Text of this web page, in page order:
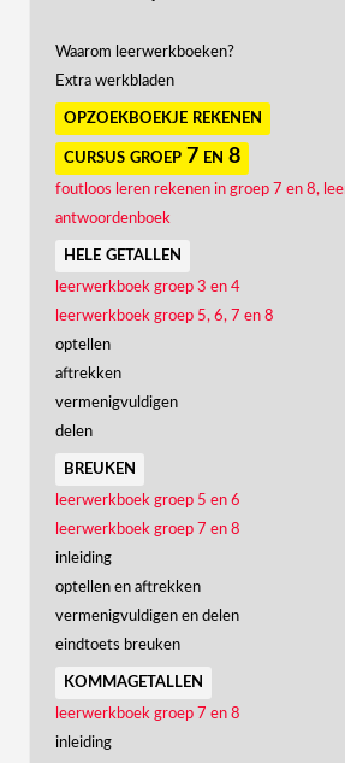
Waarom leerwerkboeken?
Extra werkbladen
opzoekboekje rekenen
cursus groep 7 en 8
foutloos leren rekenen in groep 7 en 8,
antwoordenboek
hele getallen
leerwerkboek groep 3 en 4
leerwerkboek groep 5, 6, 7 en 8
optellen
aftrekken
vermenigvuldigen
delen
breuken
leerwerkboek groep 5 en 6
leerwerkboek groep 7 en 8
inleiding
optellen en aftrekken
vermenigvuldigen en delen
eindtoets breuken
kommagetallen
leerwerkboek groep 7 en 8
inleiding